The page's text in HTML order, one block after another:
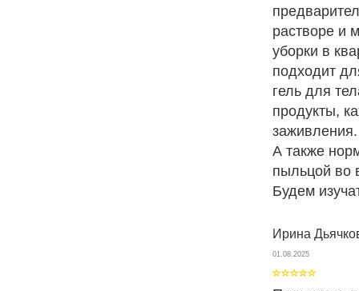
растворе и
уборки в
подходит
гель для
продукты,
заживления.
А также
пыльцой во
Будем
Ирина
01.08.2025